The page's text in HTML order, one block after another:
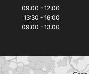
09:00 - 12:00
13:30 - 16:00
09:00 - 13:00